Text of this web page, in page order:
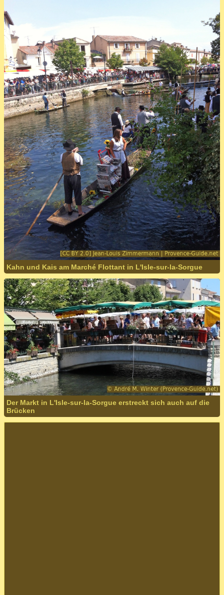
Kahn und Kais am Marché Flottant in L'Isle-sur-la-Sorgue
Der Markt in L'Isle-sur-la-Sorgue erstreckt sich auch auf die
Brücken